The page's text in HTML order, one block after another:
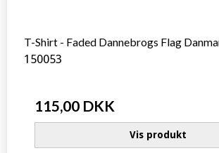
T-Shirt - Faded Dannebrogs Flag
150053
115,00 DKK
Vis produkt